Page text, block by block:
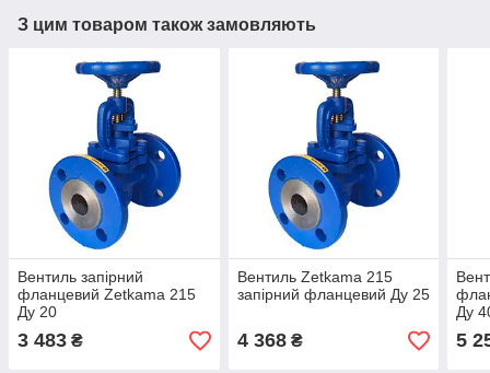
З цим товаром також замовляють
Вентиль запірний
фланцевий Zetkama 215
Ду 20
3 483 ₴
Вентиль Zetkama 215
запірний фланцевий Ду 25
4 368₴
Ду
5